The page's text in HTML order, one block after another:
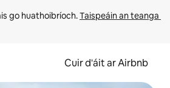
go huathoibríoch. Taispeáin an teanga
Cuir d'áit ar Airbnb